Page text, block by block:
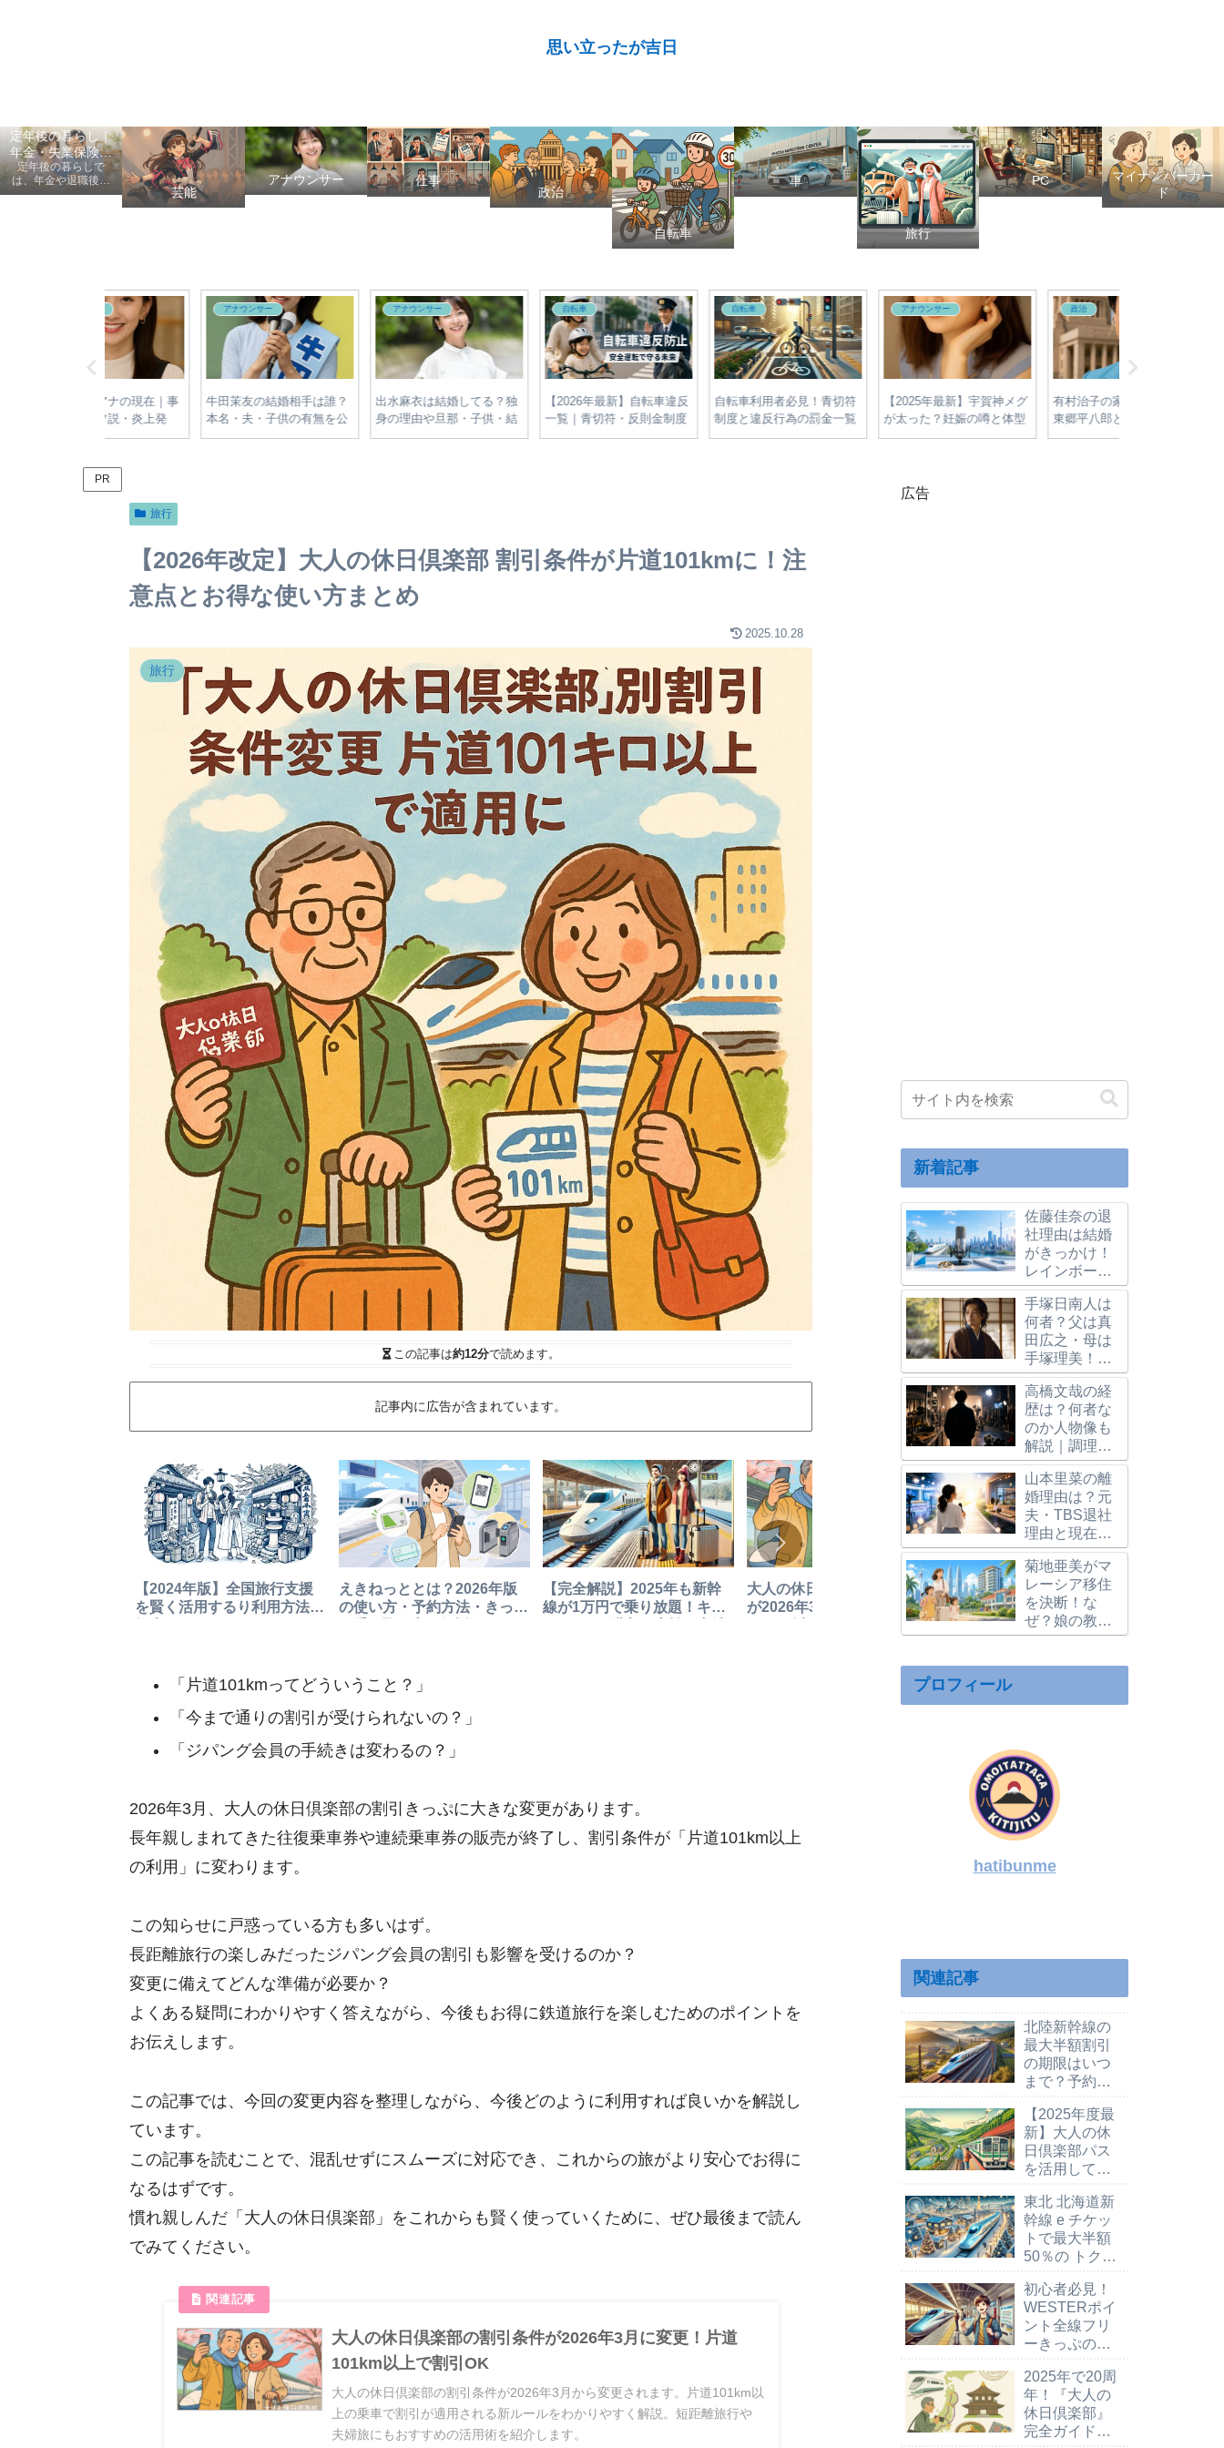
思い立ったが吉日
定年後の暮らし｜
年金・失業保険・
健康保険の手続き
定年後の暮らしで
は、年金や退職後の
手続き、健康保険、
芸能
アナウンサー 仕事
政治
自転車
車
旅行
PC
マイナンバーカー
ド
自転車
【2026年最新】自転車違反
一覧｜青切符・反則金制度
と安全指導の全知識
自転車
自転車利用者必見！青切符
制度と違反行為の罰金一覧
【2024年版】
アナウンサー
【2025年最新】宇賀神メグ
が太った？妊娠の噂と体型
変化の真相をやさしく解説
政治
有村治子の家系図まとめ｜
東郷平八郎との関係や滋賀
の名家のルーツを解説
アナウンサー
日テレ安村直樹アナが医学
部進学！大学はどこ？進学
理由・経歴・父への憧れを
政治
【2025年参院選】各党の最
新公約・争点まとめ｜物価
高・減税・エネルギー政策
PR
旅行
【2026年改定】大人の休日倶楽部 割引条件が片道101kmに！注
意点とお得な使い方まとめ
2025.10.28
旅行
この記事は約12分で読めます。
記事内に広告が含まれています。
【2024年版】全国旅行支援
を賢く活用するり利用方法と
えきねっととは？2026年版
の使い方・予約方法・きっぷ
【完全解説】2025年も新幹
線が1万円で乗り放題！キュ
大人の休日倶楽部の割引条件
が2026年3月に変更！片道
2024年ＪＲ東日本『秋乗り
放題パス』お得な秋旅行の知
恵と活用法まとめ
「片道101kmってどういうこと？」
「今まで通りの割引が受けられないの？」
「ジパング会員の手続きは変わるの？」
2026年3月、大人の休日倶楽部の割引きっぷに大きな変更があります。
長年親しまれてきた往復乗車券や連続乗車券の販売が終了し、割引条件が「片道101km以上
の利用」に変わります。
この知らせに戸惑っている方も多いはず。
長距離旅行の楽しみだったジパング会員の割引も影響を受けるのか？
変更に備えてどんな準備が必要か？
よくある疑問にわかりやすく答えながら、今後もお得に鉄道旅行を楽しむためのポイントを
お伝えします。
この記事では、今回の変更内容を整理しながら、今後どのように利用すれば良いかを解説し
ています。
この記事を読むことで、混乱せずにスムーズに対応でき、これからの旅がより安心でお得に
なるはずです。
慣れ親しんだ「大人の休日倶楽部」をこれからも賢く使っていくために、ぜひ最後まで読ん
でみてください。
大人の休日倶楽部の割引条件が2026年3月に変更！片道
101km以上で割引OK
大人の休日倶楽部の割引条件が2026年3月から変更されます。片道101km以
上の乗車で割引が適用される新ルールをわかりやすく解説。短距離旅行や
夫婦旅にもおすすめの活用術を紹介します。
広告
新着記事
佐藤佳奈の退
社理由は結婚
がきっかけ！
レインボー池
田との馴れ初
めや今後を調
査
手塚日南人は
何者？父は真
田広之・母は
手塚理美！兄
や身長
167cm、異色
の経歴も
高橋文哉の経
歴は？何者な
のか人物像も
解説｜調理師
志望から仮面
ライダー、ブ
ルーロック主
演へ
山本里菜の離
婚理由は？元
夫・TBS退社
理由と現在の
仕事｜学歴や
家族構成も整
理
菊地亜美がマ
レーシア移住
を決断！な
ぜ？娘の教
育・5000万円
プロフィール
hatibunme
関連記事
北陸新幹線の
最大半額割引
の期限はいつ
まで？予約方
【2025年度最
新】大人の休
日倶楽部パス
を活用してシ
道旅行をもっ
と楽しく！
東北 北海道新
幹線 e チケッ
トで最大半額
50％の トクだ
21
初心者必見！
WESTERポイ
ント全線フリ
ーきっぷの活
2025年で20周
年！『大人の
休日倶楽部』
完全ガイド